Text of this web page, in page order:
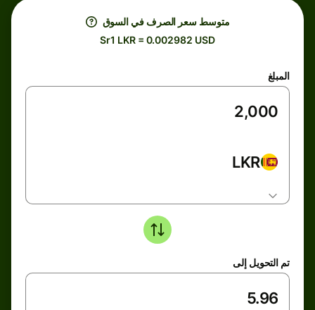
متوسط ​​سعر الصرف في السوق
Sr1 LKR = 0.002982 USD
المبلغ
LKR
تم التحويل إلى